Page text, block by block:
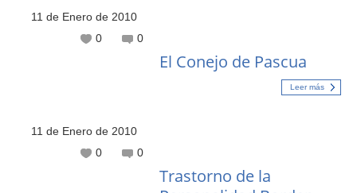
11 de Enero de 2010
0
0
El Conejo de Pascua
Leer más
11 de Enero de 2010
0
0
Trastorno de la